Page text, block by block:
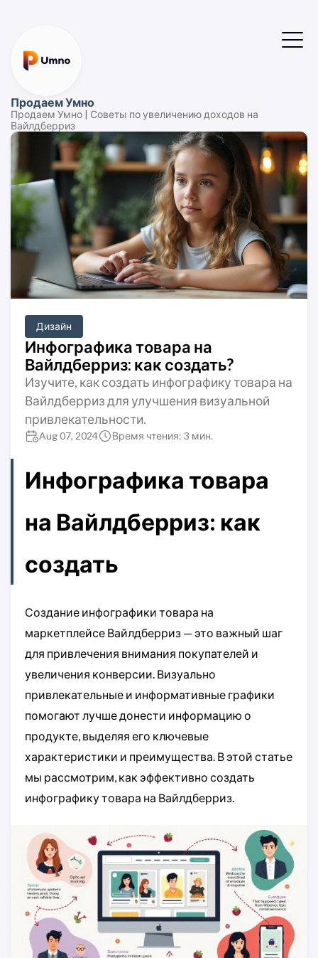
Продаем Умно
Продаем Умно | Советы по увеличению доходов на
Вайлдберриз
Дизайн
Инфографика товара на
Вайлдберриз: как создать?
Изучите, как создать инфографику товара на
Вайлдберриз для улучшения визуальной
привлекательности.
Aug 07, 2024 Время чтения: 3 мин.
Инфографика товара
на Вайлдберриз: как
создать
Создание инфографики товара на
маркетплейсе Вайлдберриз — это важный шаг
для привлечения внимания покупателей и
увеличения конверсии. Визуально
привлекательные и информативные графики
помогают лучше донести информацию о
продукте, выделяя его ключевые
характеристики и преимущества. В этой статье
мы рассмотрим, как эффективно создать
инфографику товара на Вайлдберриз.